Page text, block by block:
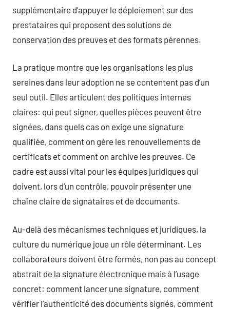
supplémentaire d’appuyer le déploiement sur des
prestataires qui proposent des solutions de
conservation des preuves et des formats pérennes.
La pratique montre que les organisations les plus
sereines dans leur adoption ne se contentent pas d’un
seul outil. Elles articulent des politiques internes
claires: qui peut signer, quelles pièces peuvent être
signées, dans quels cas on exige une signature
qualifiée, comment on gère les renouvellements de
certificats et comment on archive les preuves. Ce
cadre est aussi vital pour les équipes juridiques qui
doivent, lors d’un contrôle, pouvoir présenter une
chaîne claire de signataires et de documents.
Au-delà des mécanismes techniques et juridiques, la
culture du numérique joue un rôle déterminant. Les
collaborateurs doivent être formés, non pas au concept
abstrait de la signature électronique mais à l’usage
concret: comment lancer une signature, comment
vérifier l’authenticité des documents signés, comment